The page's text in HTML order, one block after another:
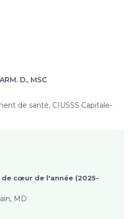
D., MSC
de santé, CIUSSS Capitale-
cœur de l'année (2025-
MD